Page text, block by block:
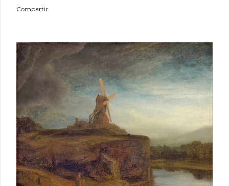
Compartir